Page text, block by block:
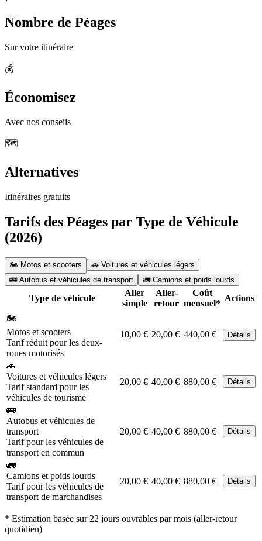
Nombre de Péages
Sur votre itinéraire
💰
Économisez
Avec nos conseils
🗺️
Alternatives
Itinéraires gratuits
Tarifs des Péages par Type de Véhicule
(2026)
🏍️ Motos et scooters
🚗 Voitures et véhicules légers
🚌 Autobus et véhicules de transport
🚛 Camions et poids lourds
Type de véhicule
Aller
simple
Aller-
retour
Coût
mensuel*
Actions
🏍️
Motos et scooters
Tarif réduit pour les deux-
roues motorisés
10,00 € 20,00 € 440,00 € Détails
🚗
Voitures et véhicules légers
Tarif standard pour les
véhicules de tourisme
20,00 € 40,00 € 880,00 € Détails
🚌
Autobus et véhicules de
transport
Tarif pour les véhicules de
transport en commun
20,00 € 40,00 € 880,00 € Détails
🚛
Camions et poids lourds
Tarif pour les véhicules de
transport de marchandises
20,00 € 40,00 € 880,00 € Détails
* Estimation basée sur 22 jours ouvrables par mois (aller-retour
quotidien)